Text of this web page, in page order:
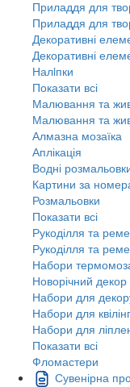
Приладдя для
Приладдя для
Декоративні
Декоративні
Налiпки
Показати всі
Малювання та
Малювання та
Алмазна мозаїка
Аплікація
Водні
Картини за
Розмальовки
Показати всі
Рукоділля та
Рукоділля та
Набори
Новорічний декор
Набори для
Набори для
Набори для
Показати всі
Фломастери
Сувенірна